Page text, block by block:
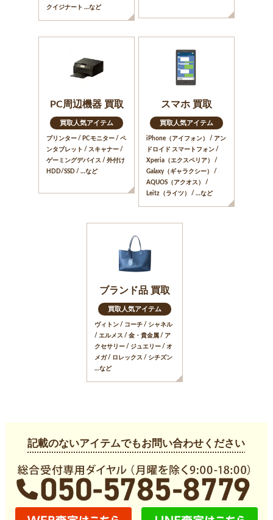
クイジナート …など
PC周辺機器 買取
買取人気アイテム
プリンター / PCモニター / ペ
ンタブレット / スキャナー /
ゲーミングデバイス / 外付け
HDD/SSD / …など
スマホ 買取
買取人気アイテム
iPhone（アイフォン） / アン
ドロイド スマートフォン /
Xperia（エクスペリア） /
Galaxy（ギャラクシー） /
AQUOS（アクオス） /
Leitz（ライツ） / …など
ブランド品 買取
買取人気アイテム
ヴィトン / コーチ / シャネル
/ エルメス / 金・貴金属 / ア
クセサリー / ジュエリー / オ
メガ / ロレックス / シチズン
…など
記載のないアイテムでもお問い合わせください